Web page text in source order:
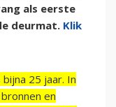
als eerste
deurmat. Klik
25 jaar. In
en